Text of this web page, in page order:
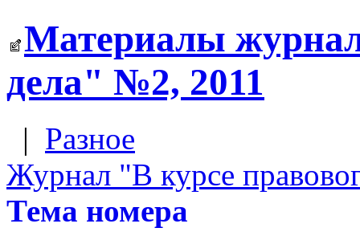
Материалы
дела" №2, 2011
| Разное
Журнал "В курсе
Тема номера